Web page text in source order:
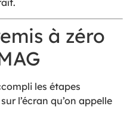
à zéro
les étapes
l’écran qu’on appelle